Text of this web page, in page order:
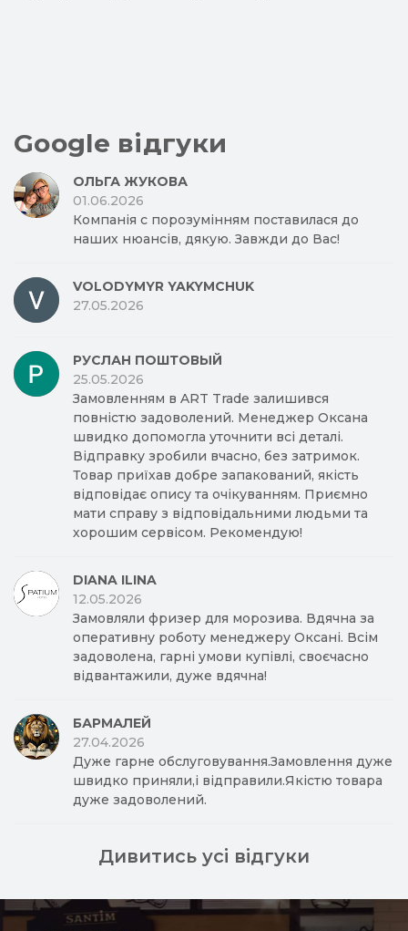
Google відгуки
ОЛЬГА ЖУКОВА
01.06.2026
Компанія с порозумінням поставилася до
наших нюансів, дякую. Завжди до Вас!
VOLODYMYR YAKYMCHUK
27.05.2026
РУСЛАН ПОШТОВЫЙ
25.05.2026
Замовленням в ART Trade залишився
повністю задоволений. Менеджер Оксана
швидко допомогла уточнити всі деталі.
Відправку зробили вчасно, без затримок.
Товар приїхав добре запакований, якість
відповідає опису та очікуванням. Приємно
мати справу з відповідальними людьми та
хорошим сервісом. Рекомендую!
DIANA ILINA
12.05.2026
Замовляли фризер для морозива. Вдячна за
оперативну роботу менеджеру Оксані. Всім
задоволена, гарні умови купівлі, своєчасно
відвантажили, дуже вдячна!
БАРМАЛЕЙ
27.04.2026
Дуже гарне обслуговування.Замовлення дуже
швидко приняли,і відправили.Якістю товара
дуже задоволений.
Дивитись усі відгуки